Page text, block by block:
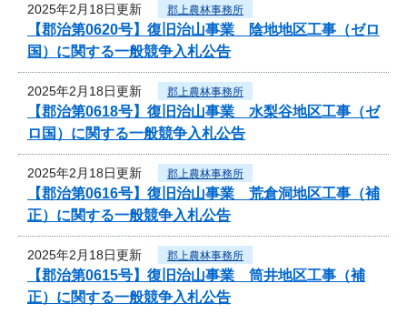
2025年2月18日更新 郡上農林事務所
【郡治第0620号】復旧治山事業 陰地地区工事（ゼロ
国）に関する一般競争入札公告
2025年2月18日更新 郡上農林事務所
【郡治第0618号】復旧治山事業 水梨谷地区工事（ゼ
ロ国）に関する一般競争入札公告
2025年2月18日更新 郡上農林事務所
【郡治第0616号】復旧治山事業 荒倉洞地区工事（補
正）に関する一般競争入札公告
2025年2月18日更新 郡上農林事務所
【郡治第0615号】復旧治山事業 筒井地区工事（補
正）に関する一般競争入札公告